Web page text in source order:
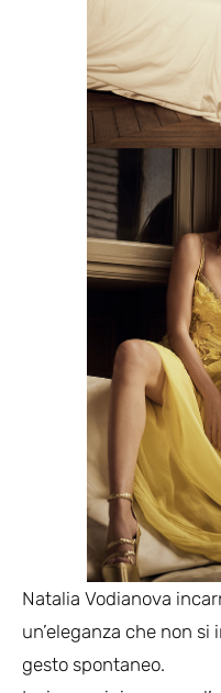
Natalia Vodianova
un’eleganza che non
gesto spontaneo.